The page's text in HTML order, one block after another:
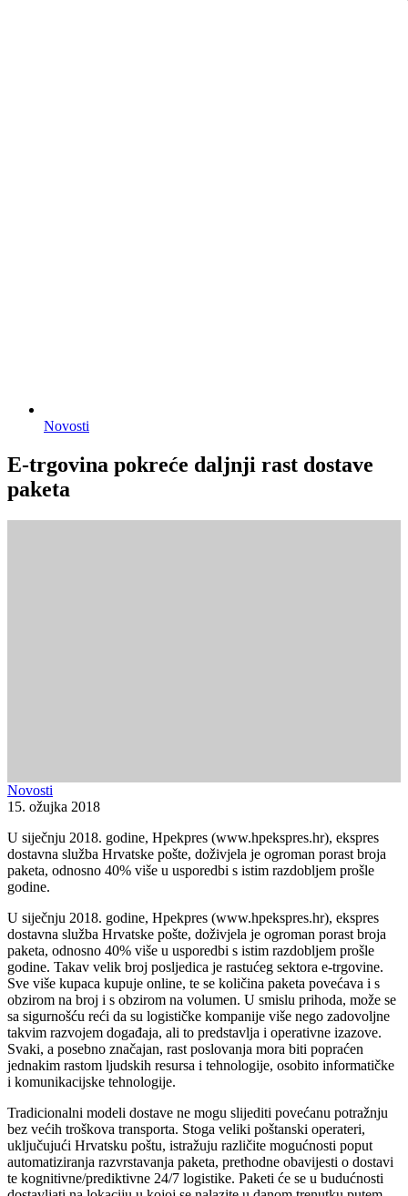
Novosti
E-trgovina pokreće daljnji rast dostave
paketa
Novosti
15. ožujka 2018
U siječnju 2018. godine, Hpekpres (www.hpekspres.hr), ekspres
dostavna služba Hrvatske pošte, doživjela je ogroman porast broja
paketa, odnosno 40% više u usporedbi s istim razdobljem prošle
godine.
U siječnju 2018. godine, Hpekpres (www.hpekspres.hr), ekspres
dostavna služba Hrvatske pošte, doživjela je ogroman porast broja
paketa, odnosno 40% više u usporedbi s istim razdobljem prošle
godine. Takav velik broj posljedica je rastućeg sektora e-trgovine.
Sve više kupaca kupuje online, te se količina paketa povećava i s
obzirom na broj i s obzirom na volumen. U smislu prihoda, može se
sa sigurnošću reći da su logističke kompanije više nego zadovoljne
takvim razvojem događaja, ali to predstavlja i operativne izazove.
Svaki, a posebno značajan, rast poslovanja mora biti popraćen
jednakim rastom ljudskih resursa i tehnologije, osobito informatičke
i komunikacijske tehnologije.
Tradicionalni modeli dostave ne mogu slijediti povećanu potražnju
bez većih troškova transporta. Stoga veliki poštanski operateri,
uključujući Hrvatsku poštu, istražuju različite mogućnosti poput
automatiziranja razvrstavanja paketa, prethodne obavijesti o dostavi
te kognitivne/prediktivne 24/7 logistike. Paketi će se u budućnosti